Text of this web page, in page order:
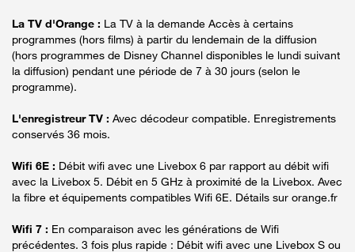
La TV d'Orange : La TV à la demande Accès à certains
programmes (hors films) à partir du lendemain de la diffusion
(hors programmes de Disney Channel disponibles le lundi suivant
la diffusion) pendant une période de 7 à 30 jours (selon le
programme).
L'enregistreur TV : Avec décodeur compatible. Enregistrements
conservés 36 mois.
Wifi 6E : Débit wifi avec une Livebox 6 par rapport au débit wifi
avec la Livebox 5. Débit en 5 GHz à proximité de la Livebox. Avec
la fibre et équipements compatibles Wifi 6E. Détails sur orange.fr
Wifi 7 : En comparaison avec les générations de Wifi
précédentes. 3 fois plus rapide : Débit wifi avec une Livebox S ou